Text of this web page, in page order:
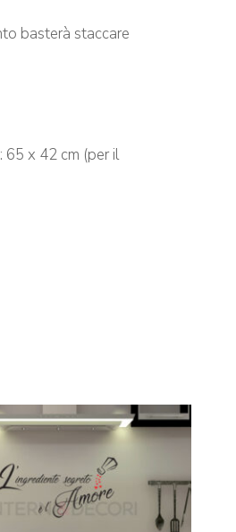
basterà staccare
65 x 42 cm (per il